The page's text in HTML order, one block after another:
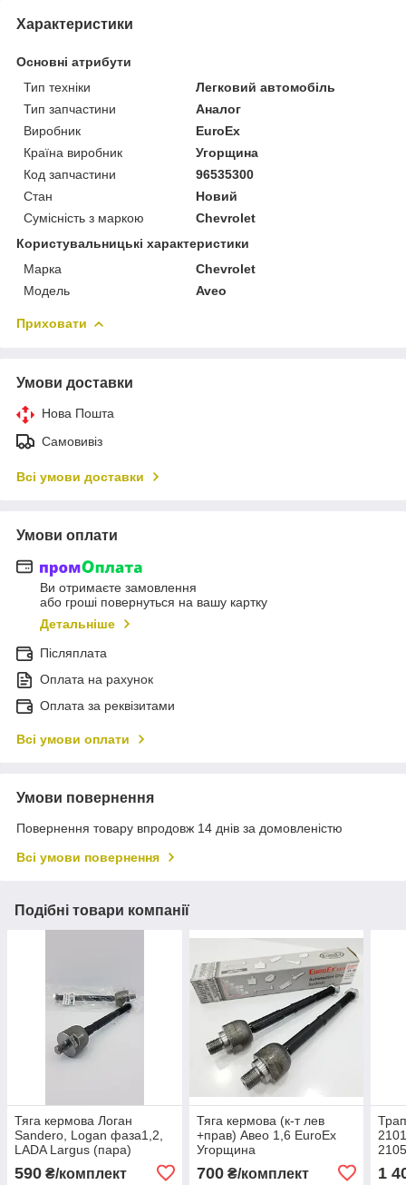
Характеристики
Основні атрибути
Тип техніки
Легковий автомобіль
Тип запчастини
Аналог
Виробник
EuroEx
Країна виробник
Угорщина
Код запчастини
96535300
Стан
Новий
Сумісність з маркою
Chevrolet
Користувальницькі характеристики
Марка
Chevrolet
Модель
Aveo
Приховати
Умови доставки
Нова Пошта
Самовивіз
Всі умови доставки
Умови оплати
Ви отримаєте замовлення
або гроші повернуться на вашу картку
Детальніше
Післяплата
Оплата на рахунок
Оплата за реквізитами
Всі умови оплати
Умови повернення
Повернення товару впродовж 14 днів за домовленістю
Всі умови повернення
Подібні товари компанії
Тяга кермова Логан
Sandero, Logan фаза1,2,
LADA Largus (пара)
590 ₴/комплект
Тяга кермова (к-т лев
+прав) Авео 1,6 EuroEx
Угорщина
700₴/комплект 1